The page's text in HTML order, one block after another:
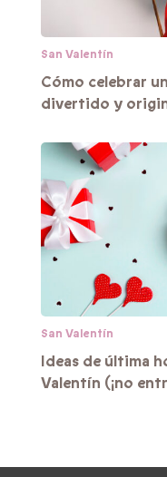
San Valentín
Cómo celebrar
divertido y
San Valentín
Ideas de última
Valentín (¡no